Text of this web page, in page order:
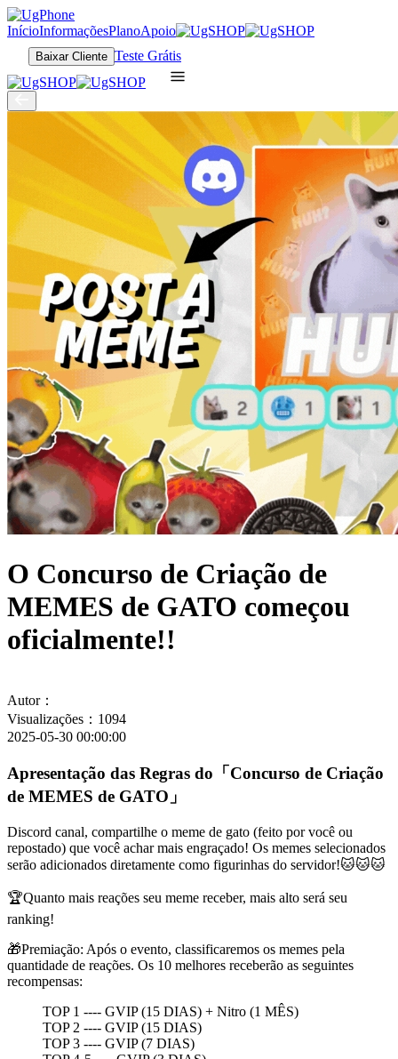
InícioInformaçõesPlanoApoio
Baixar Cliente Teste Grátis
O Concurso de Criação de
MEMES de GATO começou
oficialmente!!
Autor：
Visualizações：1094
2025-05-30 00:00:00
Apresentação das Regras do「Concurso de Criação
de MEMES de GATO」
Discord canal, compartilhe o meme de gato (feito por você ou
repostado) que você achar mais engraçado! Os memes selecionados
serão adicionados diretamente como figurinhas do servidor!🐱🐱🐱
🏆Quanto mais reações seu meme receber, mais alto será seu
ranking!
🎁Premiação: Após o evento, classificaremos os memes pela
quantidade de reações. Os 10 melhores receberão as seguintes
recompensas:
TOP 1 ---- GVIP (15 DIAS) + Nitro (1 MÊS)
TOP 2 ---- GVIP (15 DIAS)
TOP 3 ---- GVIP (7 DIAS)